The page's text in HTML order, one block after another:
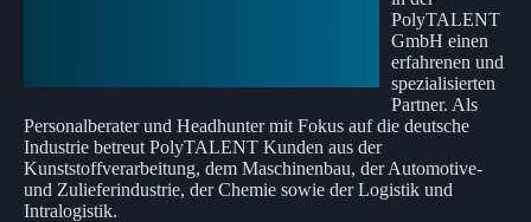
PolyTALENT
GmbH einen
erfahrenen und
spezialisierten
Partner. Als
Personalberater und Headhunter mit Fokus auf die deutsche
Industrie betreut PolyTALENT Kunden aus der
Kunststoffverarbeitung, dem Maschinenbau, der Automotive-
und Zulieferindustrie, der Chemie sowie der Logistik und
Intralogistik.